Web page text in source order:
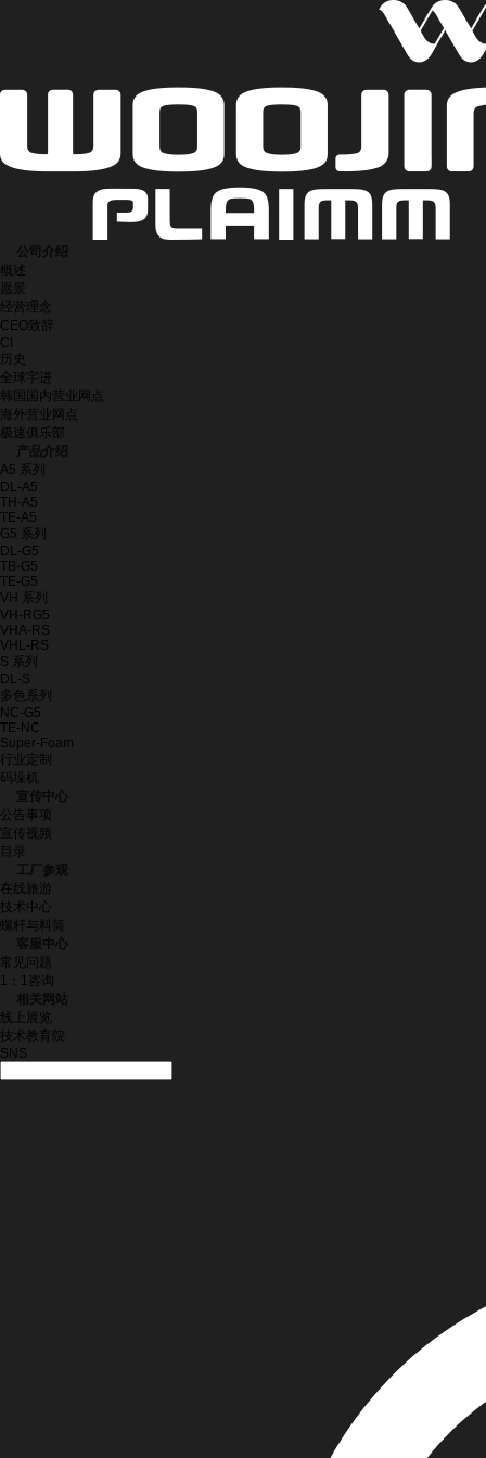
公司介绍
概述
愿景
经营理念
CEO致辞
CI
历史
全球宇进
韩国国内营业网点
海外营业网点
极速俱乐部
产品介绍
A5 系列
DL-A5
TH-A5
TE-A5
G5 系列
DL-G5
TB-G5
TE-G5
VH 系列
VH-RG5
VHA-RS
VHL-RS
S 系列
DL-S
多色系列
NC-G5
TE-NC
Super-Foam
行业定制
码垛机
宣传中心
公告事项
宣传视频
目录
工厂参观
在线旅游
技术中心
螺杆与料筒
客服中心
常见问题
1：1咨询
相关网站
线上展览
技术教育院
SNS